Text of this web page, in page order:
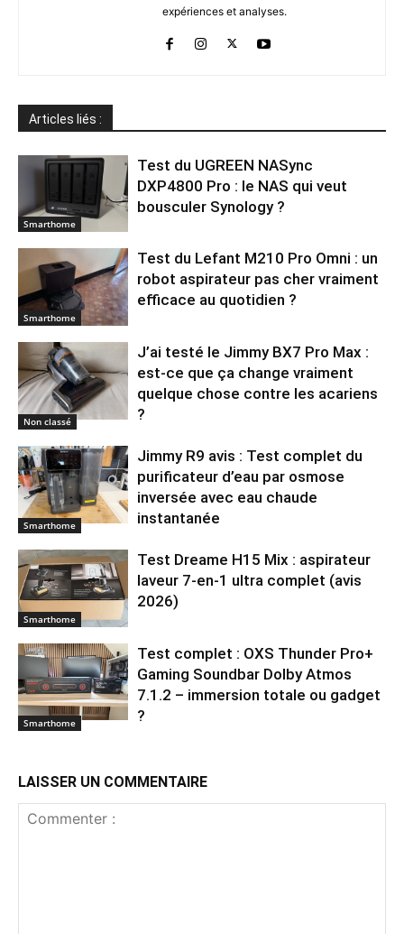
expériences et analyses.
Articles liés :
Smarthome
Test du UGREEN NASync
DXP4800 Pro : le NAS qui veut
bousculer Synology ?
Smarthome
Test du Lefant M210 Pro Omni : un
robot aspirateur pas cher vraiment
efficace au quotidien ?
Non classé
J’ai testé le Jimmy BX7 Pro Max :
est-ce que ça change vraiment
quelque chose contre les acariens
?
Smarthome
Jimmy R9 avis : Test complet du
purificateur d’eau par osmose
inversée avec eau chaude
instantanée
Smarthome
Test Dreame H15 Mix : aspirateur
laveur 7-en-1 ultra complet (avis
2026)
Smarthome
Test complet : OXS Thunder Pro+
Gaming Soundbar Dolby Atmos
7.1.2 – immersion totale ou gadget
?
LAISSER UN COMMENTAIRE